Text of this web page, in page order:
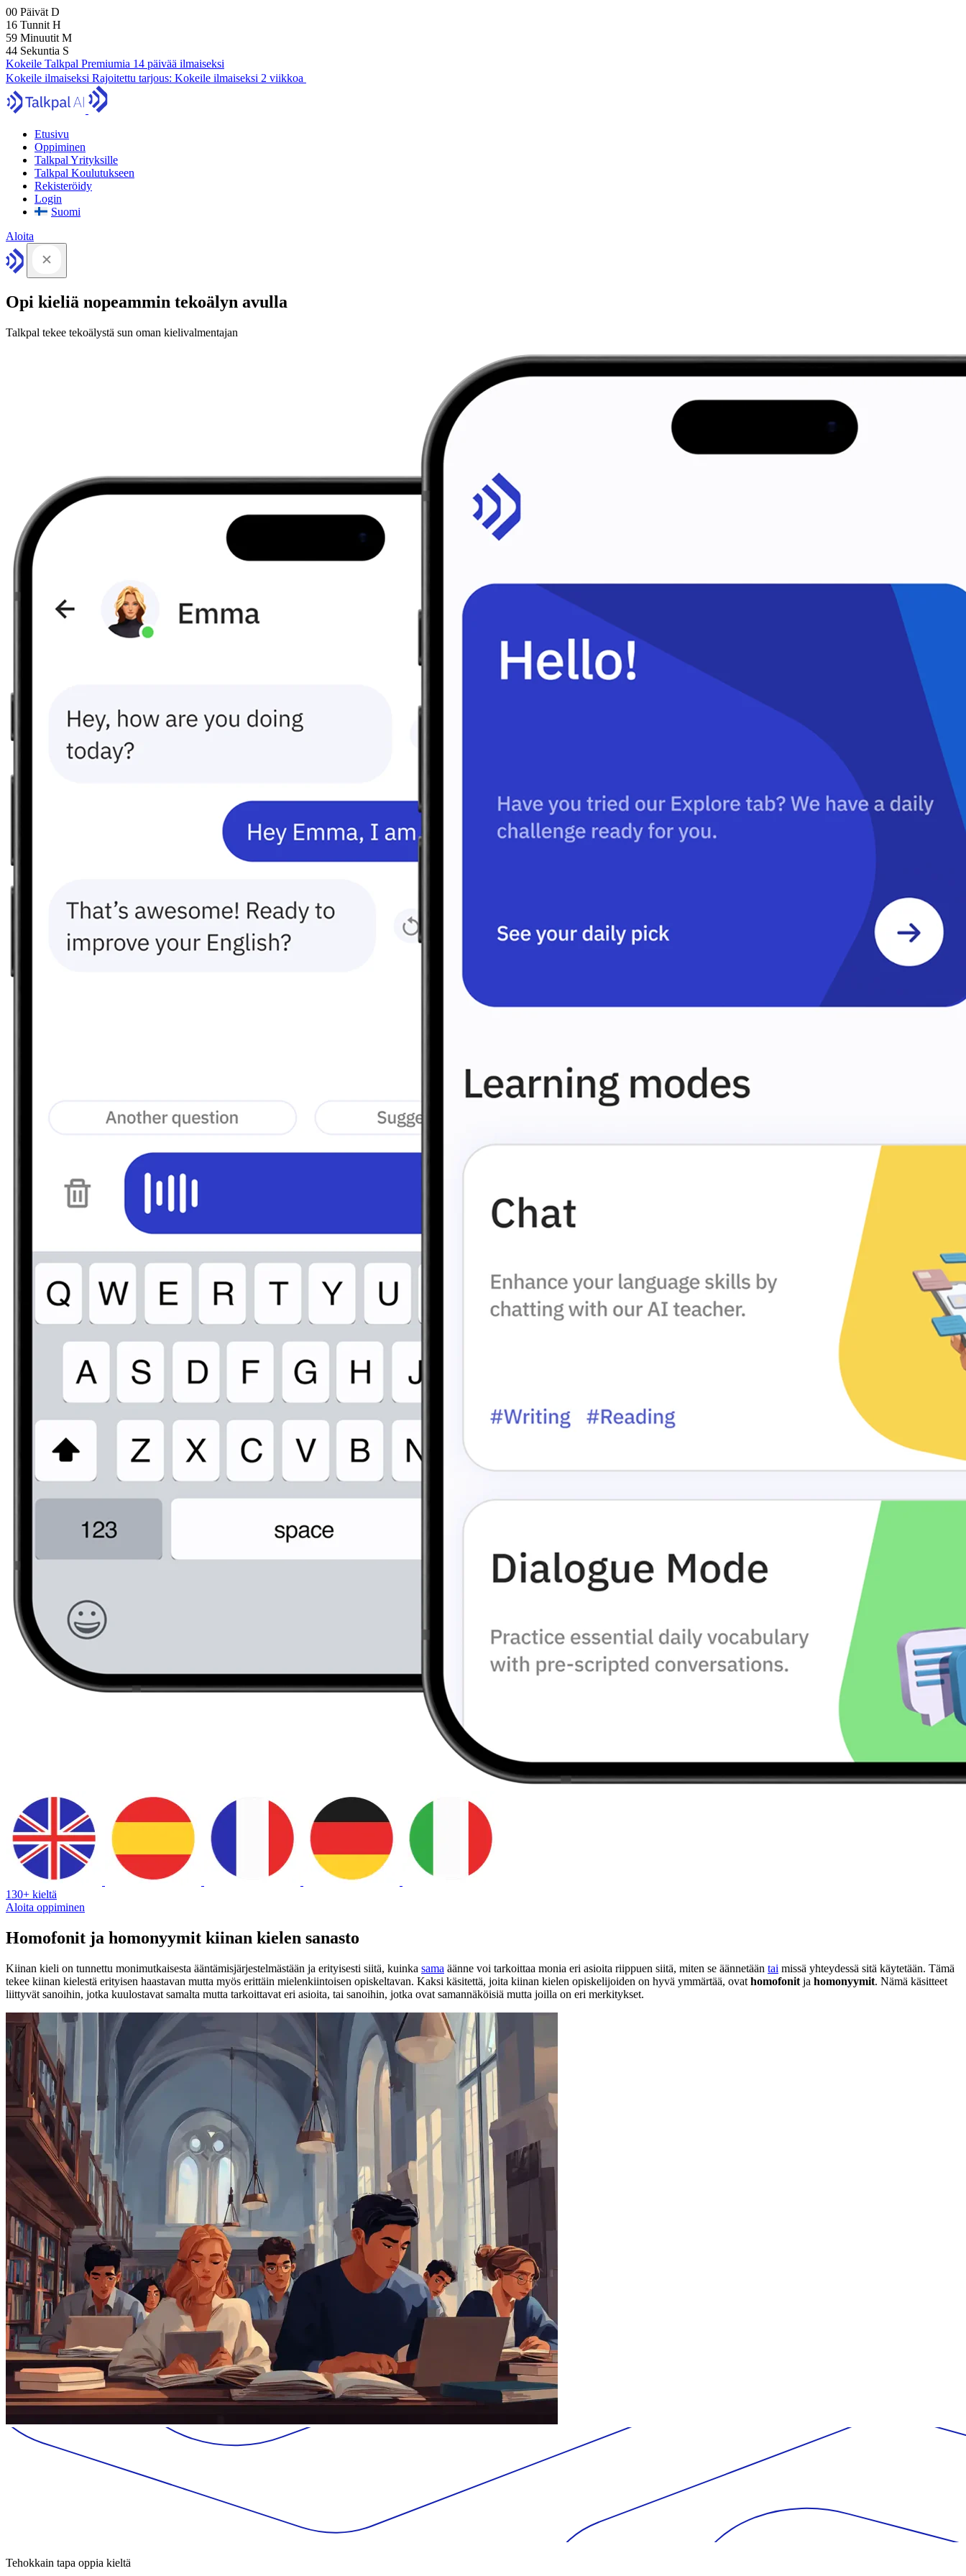
00 Päivät D
16 Tunnit H
59 Minuutit M
43 Sekuntia S
Kokeile Talkpal Premiumia 14 päivää ilmaiseksi
Kokeile ilmaiseksi Rajoitettu tarjous: Kokeile ilmaiseksi 2 viikkoa
Etusivu
Oppiminen
Talkpal Yrityksille
Talkpal Koulutukseen
Rekisteröidy
Login
Suomi
Aloita
Opi kieliä nopeammin tekoälyn avulla
Talkpal tekee tekoälystä sun oman kielivalmentajan
130+ kieltä
Aloita oppiminen
Homofonit ja homonyymit kiinan kielen sanasto
Kiinan kieli on tunnettu monimutkaisesta ääntämisjärjestelmästään ja erityisesti siitä, kuinka sama äänne voi tarkoittaa monia eri asioita riippuen siitä, miten se äännetään tai missä yhteydessä sitä käytetään. Tämä
tekee kiinan kielestä erityisen haastavan mutta myös erittäin mielenkiintoisen opiskeltavan. Kaksi käsitettä, joita kiinan kielen opiskelijoiden on hyvä ymmärtää, ovat homofonit ja homonyymit. Nämä käsitteet
liittyvät sanoihin, jotka kuulostavat samalta mutta tarkoittavat eri asioita, tai sanoihin, jotka ovat samannäköisiä mutta joilla on eri merkitykset.
Tehokkain tapa oppia kieltä